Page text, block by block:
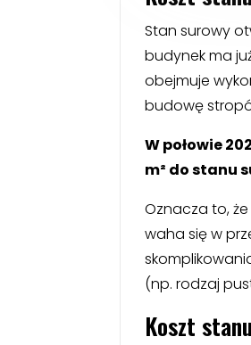
Stan surowy
budynek ma
obejmuje
budowę
W połowie
m² do stanu
Oznacza to,
waha się w
(np. rodzaj
Koszt